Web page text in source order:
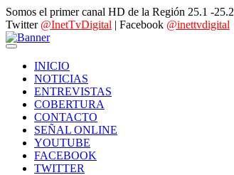
Somos el primer canal HD de la Región 25.1 -25.2
Twitter @InetTvDigital | Facebook @inettvdigital
INICIO
NOTICIAS
ENTREVISTAS
COBERTURA
CONTACTO
SEÑAL ONLINE
YOUTUBE
FACEBOOK
TWITTER